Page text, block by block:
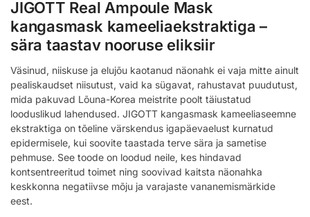
JIGOTT Real Ampoule Mask
kangasmask kameeliaekstraktiga –
sära taastav nooruse eliksiir
Väsinud, niiskuse ja elujõu kaotanud näonahk ei vaja mitte ainult
pealiskaudset niisutust, vaid ka sügavat, rahustavat puudutust,
mida pakuvad Lõuna-Korea meistrite poolt täiustatud
looduslikud lahendused. JIGOTT kangasmask kameeliaseemne
ekstraktiga on tõeline värskendus igapäevaelust kurnatud
epidermisele, kui soovite taastada terve sära ja sametise
pehmuse. See toode on loodud neile, kes hindavad
kontsentreeritud toimet ning soovivad kaitsta näonahka
keskkonna negatiivse mõju ja varajaste vananemismärkide
eest.